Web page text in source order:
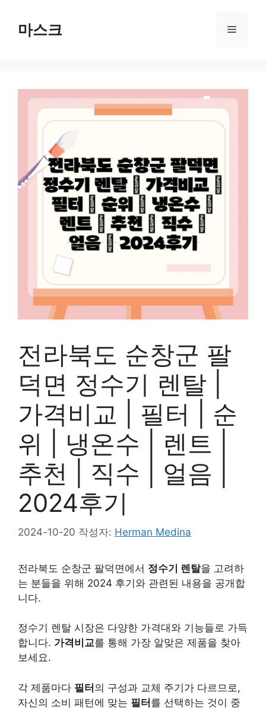
마스크 메
전라북도 순창군 팔
덕면 정수기 렌탈 |
가격비교 | 필터 | 순
위 | 냉온수 | 렌트 |
추천 | 직수 | 얼음 |
2024후기
2024-10-20 작성자: Herman Medina
전라북도 순창군 팔덕면에서 정수기 렌탈을 고려하
는 분들을 위해 2024 후기와 관련된 내용을 공개합
니다.
정수기 렌탈 시장은 다양한 가격대와 기능들로 가득
합니다. 가격비교를 통해 가장 알맞은 제품을 찾아
보세요.
각 제품마다 필터의 구성과 교체 주기가 다르므로,
자신의 소비 패턴에 맞는 필터를 선택하는 것이 중